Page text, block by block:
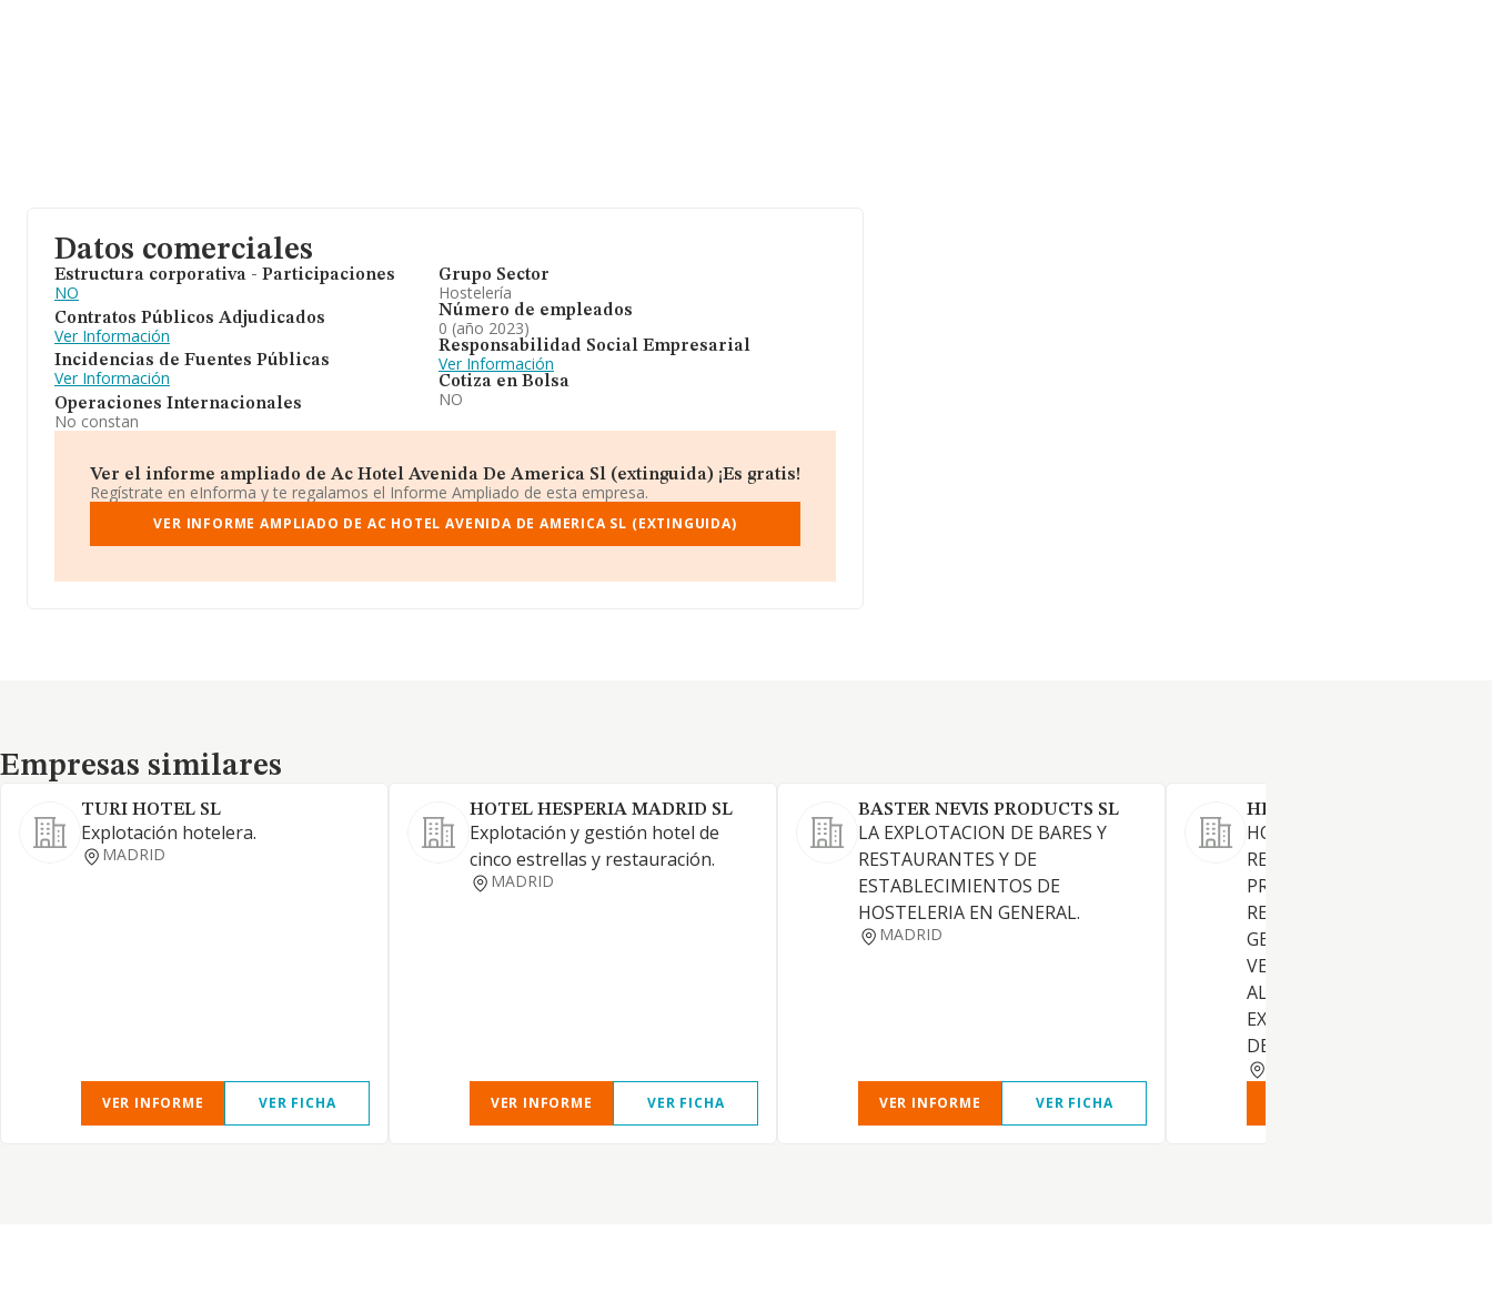
Datos comerciales
Estructura corporativa - Participaciones
NO
Contratos Públicos Adjudicados
Ver Información
Incidencias de Fuentes Públicas
Ver Información
Operaciones Internacionales
No constan
Grupo Sector
Hostelería
Número de empleados
0 (año 2023)
Responsabilidad Social Empresarial
Ver Información
Cotiza en Bolsa
NO
Ver el informe ampliado de Ac Hotel Avenida De America Sl (extinguida) ¡Es gratis!
Regístrate en eInforma y te regalamos el Informe Ampliado de esta empresa.
VER INFORME AMPLIADO DE AC HOTEL AVENIDA DE AMERICA SL (EXTINGUIDA)
Empresas similares
Empresas similares
TURI HOTEL SL
Explotación hotelera.
MADRID
VER INFORME VER FICHA
HOTEL HESPERIA MADRID SL
Explotación y gestión hotel de
cinco estrellas y restauración.
MADRID
VER INFORME VER FICHA
BASTER NEVIS PRODUCTS SL
LA EXPLOTACION DE BARES Y
RESTAURANTES Y DE
ESTABLECIMIENTOS DE
HOSTELERIA EN GENERAL.
MADRID
VER INFORME VER FICHA
HERENA LAYA SL
HOSTAL, ALOJAMIENTO Y
RESTAURACION Y SERVICIOS
PROPIOS DE HOSTELERIA Y
RESTAURACION A
GENERAL, LA DISTRIBUCION
VENTA DE TODA CLASE DE
ALIMENTOS Y BEBIDAS,
EXPLOTACION DE
DEL SECTOR HOTELERO, ET